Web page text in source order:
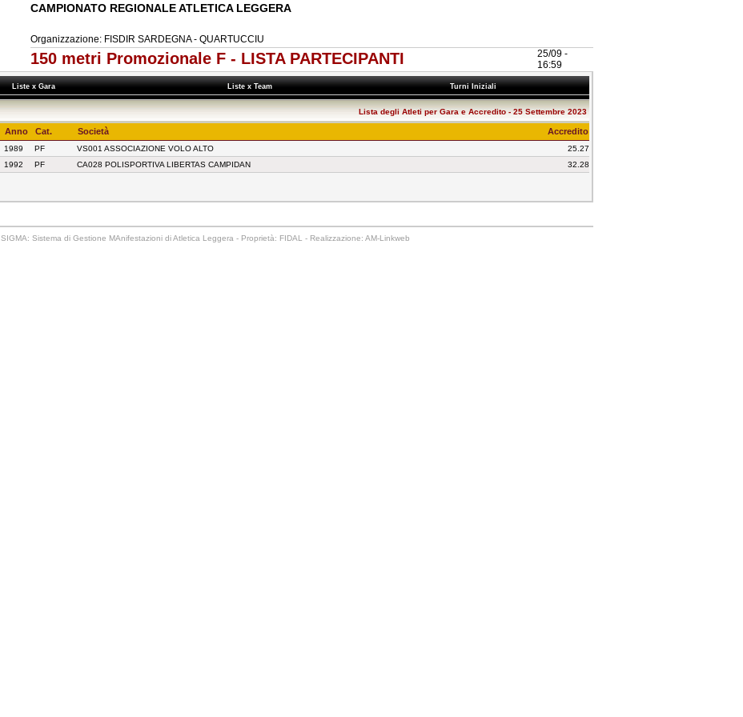
CAMPIONATO REGIONALE ATLETICA LEGGERA
Organizzazione: FISDIR SARDEGNA - QUARTUCCIU
150 metri Promozionale F - LISTA PARTECIPANTI
25/09 -
16:59
Liste x Gara Liste x Team Turni Iniziali
Lista degli Atleti per Gara e Accredito - 25 Settembre 2023
Anno Cat. Società Accredito
1989 PF VS001 ASSOCIAZIONE VOLO ALTO
25.27
1992 PF CA028 POLISPORTIVA LIBERTAS CAMPIDAN 32.28
SIGMA: Sistema di Gestione MAnifestazioni di Atletica Leggera - Proprietà: FIDAL - Realizzazione: AM-Linkweb